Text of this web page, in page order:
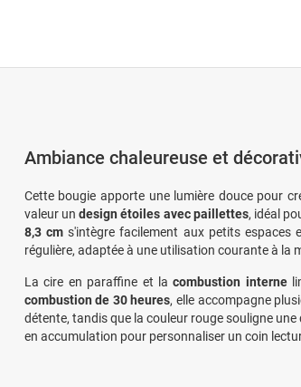
Ambiance chaleureuse et
Cette bougie apporte une lumière douce pour
valeur undesign étoiles avec paillettes, idéal
8,3 cm s'intègre facilement aux petits
régulière, adaptée à une utilisation courante à la
La cire en paraffine et lacombustion interne
combustion de 30 heures, elle accompagne
détente, tandis que la couleur rouge souligne
en accumulation pour personnaliser un coin